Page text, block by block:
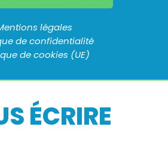
légales
de confidentialité
de cookies (UE)
ÉCRIRE